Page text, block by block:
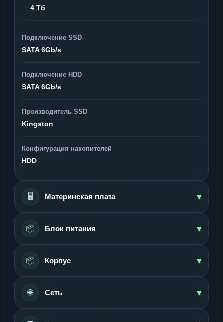
4 Тб
Подключение SSD
SATA 6Gb/s
Подключение HDD
SATA 6Gb/s
Производитель SSD
Kingston
Конфигурация накопителей
HDD
🖥️ Материнская плата ▾
📦 Блок питания ▾
📦 Корпус ▾
🌐 Сеть ▾